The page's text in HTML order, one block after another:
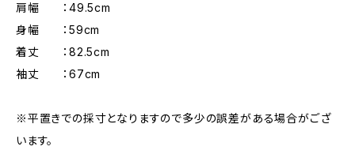
肩幅 ：49.5cm
身幅 ：59cm
着丈 ：82.5cm
袖丈 ：67cm
※平置きでの採寸となりますので多少の誤差がある場合がござ
います。